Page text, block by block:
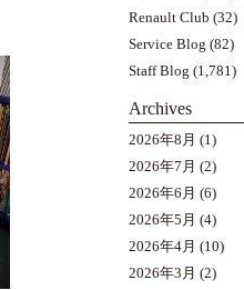
Renault Club (32)
Service Blog (82)
Staff Blog (1,781)
Archives
2026年8月 (1)
2026年7月 (2)
2026年6月 (6)
2026年5月 (4)
2026年4月 (10)
2026年3月 (2)